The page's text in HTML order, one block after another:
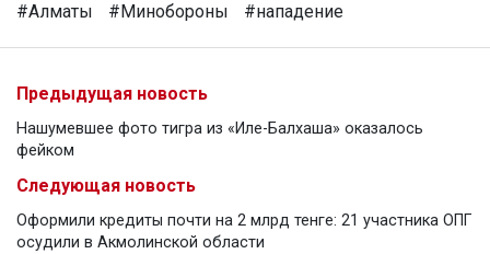
#Алматы #Минобороны #нападение
Предыдущая новость
Нашумевшее фото тигра из «Иле-Балхаша» оказалось
фейком
Следующая новость
Оформили кредиты почти на 2 млрд тенге: 21 участника ОПГ
осудили в Акмолинской области